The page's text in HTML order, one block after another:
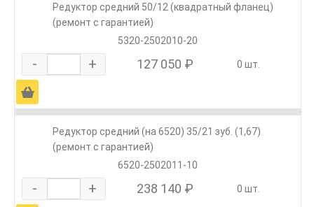
Редуктор средний 50/12 (квадратный фланец)
(ремонт с гарантией)
5320-2502010-20
- + 127 050 ₽ 0 шт.
Ä
Редуктор средний (на 6520) 35/21 зуб. (1,67)
(ремонт с гарантией)
6520-2502011-10
- + 238 140 ₽ 0 шт.